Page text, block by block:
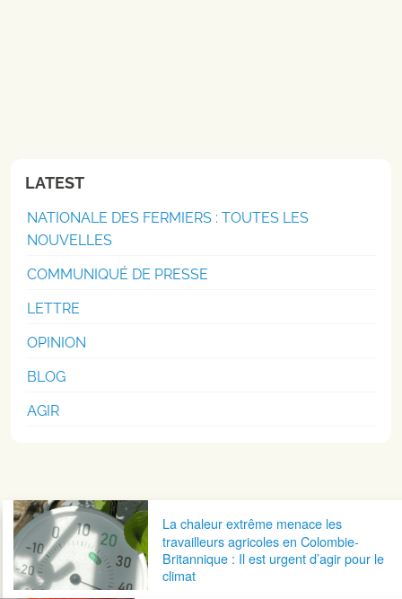
LATEST
NATIONALE DES FERMIERS : TOUTES LES
NOUVELLES
COMMUNIQUÉ DE PRESSE
LETTRE
OPINION
BLOG
AGIR
Navigation postaleLa chaleur extrême menace les
travailleurs agricoles en Colombie-
Britannique : Il est urgent d’agir pour le
climat